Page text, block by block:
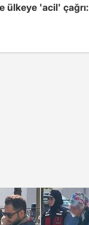
ülkeye 'acil' çağrı: